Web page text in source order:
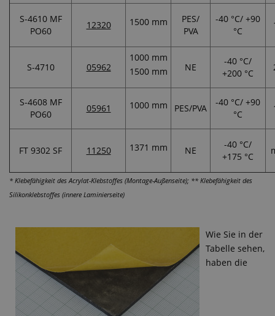
S-4610 MF
PO60
12320 1500 mm
PES/
PVA
-40 °C/ +90
°C
S-4710 05962
1000 mm
1500 mm
NE
-40 °C/
+200 °C
S-4608 MF
PO60
05961 1000 mm PES/PVA
-40 °C/ +90
°C
FT 9302 SF 11250 1371 mm NE
-40 °C/
+175 °C
* Klebefähigkeit des Acrylat-Klebstoffes (Montage-Außenseite); ** Klebefähigkeit des
Silikonklebstoffes (innere Laminierseite)
Wie Sie in der
Tabelle sehen,
haben die